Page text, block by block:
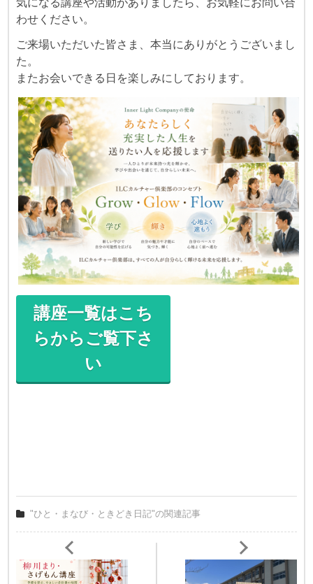
気になる講座や活動がありましたら、お気軽にお問い合
わせください。
ご来場いただいた皆さま、本当にありがとうございまし
た。
またお会いできる日を楽しみにしております。
講座一覧はこち
らからご覧下さ
い
"ひと・まなび・ときどき日記"の関連記事